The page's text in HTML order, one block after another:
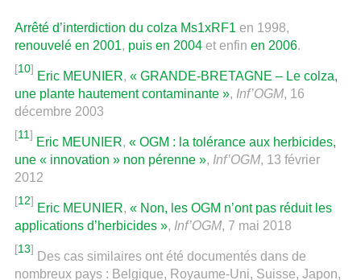
Arrêté d’interdiction du colza Ms1xRF1 en 1998,
renouvelé en 2001, puis en 2004et enfin en 2006.
[10]
Eric MEUNIER, « GRANDE-BRETAGNE – Le colza,
une plante hautement contaminante », Inf’OGM, 16
décembre 2003
[11]
Eric MEUNIER, « OGM : la tolérance aux herbicides,
une « innovation » non pérenne », Inf’OGM, 13 février
2012
[12]
Eric MEUNIER, « Non, les OGM n’ont pas réduit les
applications d’herbicides », Inf’OGM, 7 mai 2018
[13]
Des cas similaires ont été documentés dans de
nombreux pays : Belgique, Royaume-Uni, Suisse, Japon,